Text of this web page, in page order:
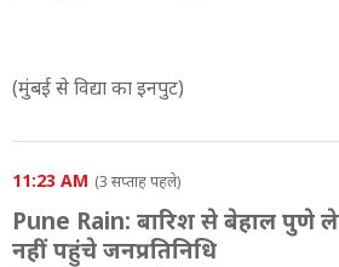
(मुंबई से विद्या का इनपुट)
11:23 AM (3 सप्ताह पहले)
Pune Rain: बारिश से बेहाल पुणे
नहीं पहुंचे जनप्रतिनिधि